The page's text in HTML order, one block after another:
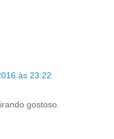
às 23:22
gostoso.